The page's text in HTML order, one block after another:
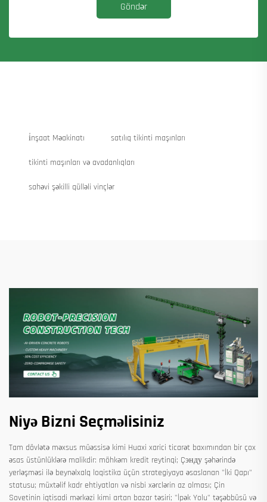
Göndər
i̇nşaat Məakinatı satılıq tikinti maşınları
tikinti maşınları və avadanlıqları
sahəvi şəkilli qülləli vinçlər
Niyə Bizni Seçməlisiniz
Tam dövlətə məxsus müəssisə kimi Huaxi xarici ticarət baxımından bir çox
əsas üstünlüklərə malikdir: möhkəm kredit reytinqi; Çэнду şəhərində
yerləşməsi ilə beynəlxalq loqistika üçün strategiyaya əsaslanan "İki Qapı"
statusu; müxtəlif kadr ehtiyatları və nisbi xərclərin az olması; Çin
Sovetinin iqtisadi mərkəzi kimi artan bazar təsiri; "İpək Yolu" təşəbbüsü və